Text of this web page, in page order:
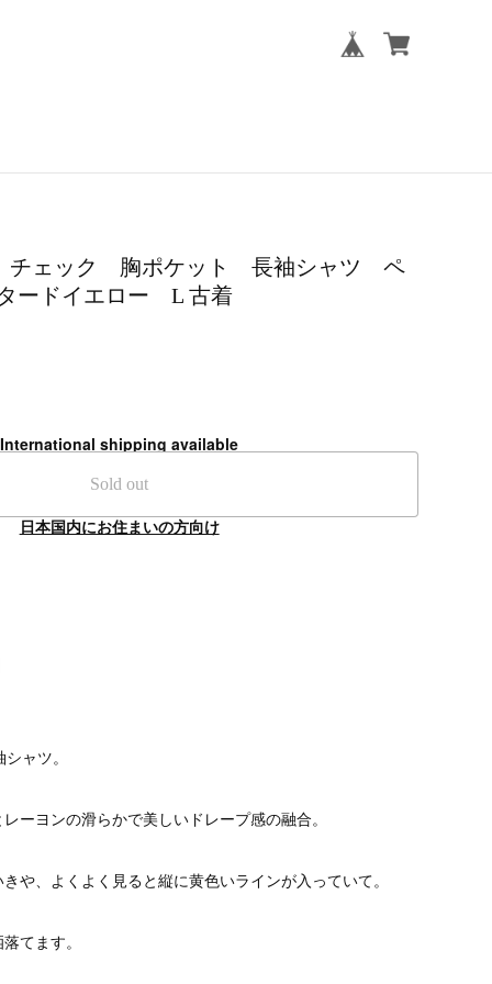
チェック 胸ポケット 長袖シャツ ペ
ードイエロー L 古着
International shipping available
Sold out
日本国内にお住まいの方向け
ャツ。
ーヨンの滑らかで美しいドレープ感の融合。
や、よくよく見ると縦に黄色いラインが入っていて。
てます。